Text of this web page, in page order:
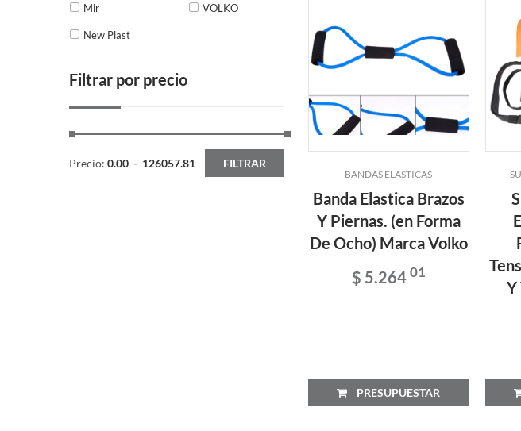
Mir
New Plast
VOLKO
Filtrar por precio
Precio: 0.00 - 126057.81 FILTRAR
BANDAS ELASTICAS
Banda Elastica Brazos
Y Piernas. (en Forma
De Ocho) Marca Volko
$ 5.264 01
PRESUPUESTAR
Y